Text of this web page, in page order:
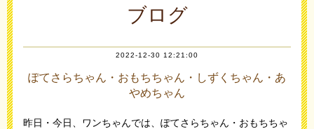
ブログ
2022-12-30 12:21:00
ぽてさらちゃん・おもちちゃん・しずくちゃん・あ
やめちゃん
昨日・今日、ワンちゃんでは、ぽてさらちゃん・おもちちゃ